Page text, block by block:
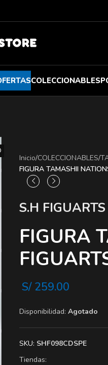
COLECCIONABLES
Inicio/COLECCIONABLES/
FIGURA TAMASHII
S.H FIGUARTS
FIGURA
S/259.00
Disponibilidad: Agotado
SKU: SHF098CDSPE
Tiendas: